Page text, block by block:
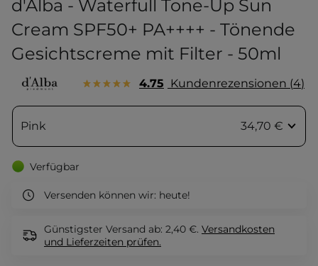
d'Alba - Waterfull Tone-Up Sun
Cream SPF50+ PA++++ - Tönende
Gesichtscreme mit Filter - 50ml
4.75 Kundenrezensionen 4
Pink 34,70 €
Verfügbar
Versenden können wir: heute!
Günstigster Versand ab: 2,40 €. Versandkosten
und Lieferzeiten prüfen.